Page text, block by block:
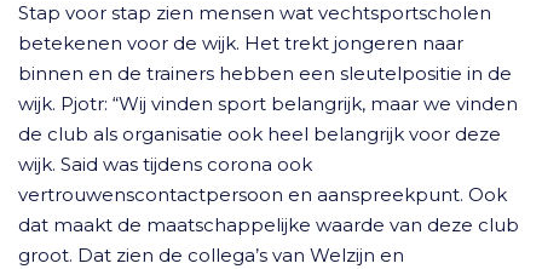
Stap voor stap zien mensen wat vechtsportscholen
betekenen voor de wijk. Het trekt jongeren naar
binnen en de trainers hebben een sleutelpositie in de
wijk. Pjotr: “Wij vinden sport belangrijk, maar we vinden
de club als organisatie ook heel belangrijk voor deze
wijk. Said was tijdens corona ook
vertrouwenscontactpersoon en aanspreekpunt. Ook
dat maakt de maatschappelijke waarde van deze club
groot. Dat zien de collega’s van Welzijn en